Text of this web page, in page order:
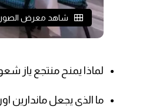
شاهد معرض الصور
لماذا يمنح منتجع ياز
ما الذي يجعل ماندارين